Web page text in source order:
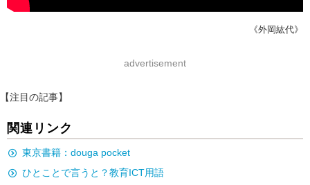
《外岡紘代》
advertisement
【注目の記事】
関連リンク
東京書籍：douga pocket
ひとことで言うと？教育ICT用語